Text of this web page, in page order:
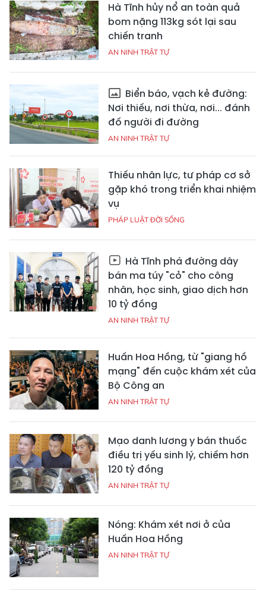
Hà Tĩnh hủy nổ an toàn quả
bom nặng 113kg sót lại sau
chiến tranh
AN NINH TRẬT TỰ
Biển báo, vạch kẻ đường:
Nơi thiếu, nơi thừa, nơi... đánh
đố người đi đường
AN NINH TRẬT TỰ
Thiếu nhân lực, tư pháp cơ sở
gặp khó trong triển khai nhiệm
vụ
PHÁP LUẬT ĐỜI SỐNG
Hà Tĩnh phá đường dây
bán ma túy "cỏ" cho công
nhân, học sinh, giao dịch hơn
10 tỷ đồng
AN NINH TRẬT TỰ
Huấn Hoa Hồng, từ "giang hồ
mạng" đến cuộc khám xét của
Bộ Công an
AN NINH TRẬT TỰ
Mạo danh lương y bán thuốc
điều trị yếu sinh lý, chiếm hơn
120 tỷ đồng
AN NINH TRẬT TỰ
Nóng: Khám xét nơi ở của
Huấn Hoa Hồng
AN NINH TRẬT TỰ